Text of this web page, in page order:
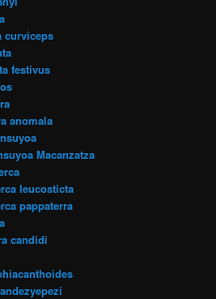
curviceps
festivus
anomala
Macanzatza
leucosticta
pappaterra
candidi